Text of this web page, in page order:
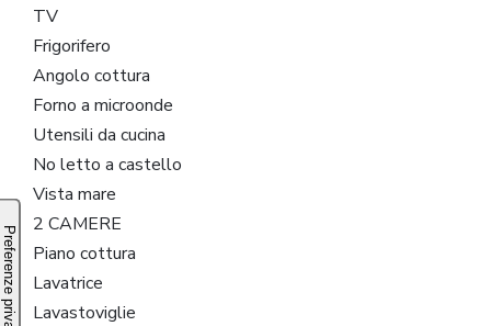
TV
Frigorifero
Angolo cottura
Forno a microonde
Utensili da cucina
No letto a castello
Vista mare
2 CAMERE
Piano cottura
Lavatrice
Lavastoviglie